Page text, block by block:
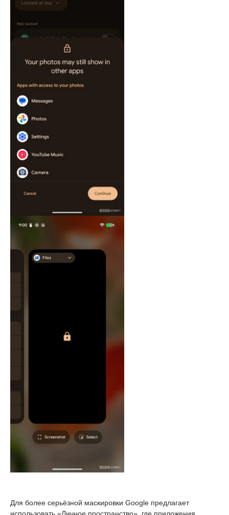
Для более серьёзной маскировки Google предлагает
использовать «Личное пространство», где приложения